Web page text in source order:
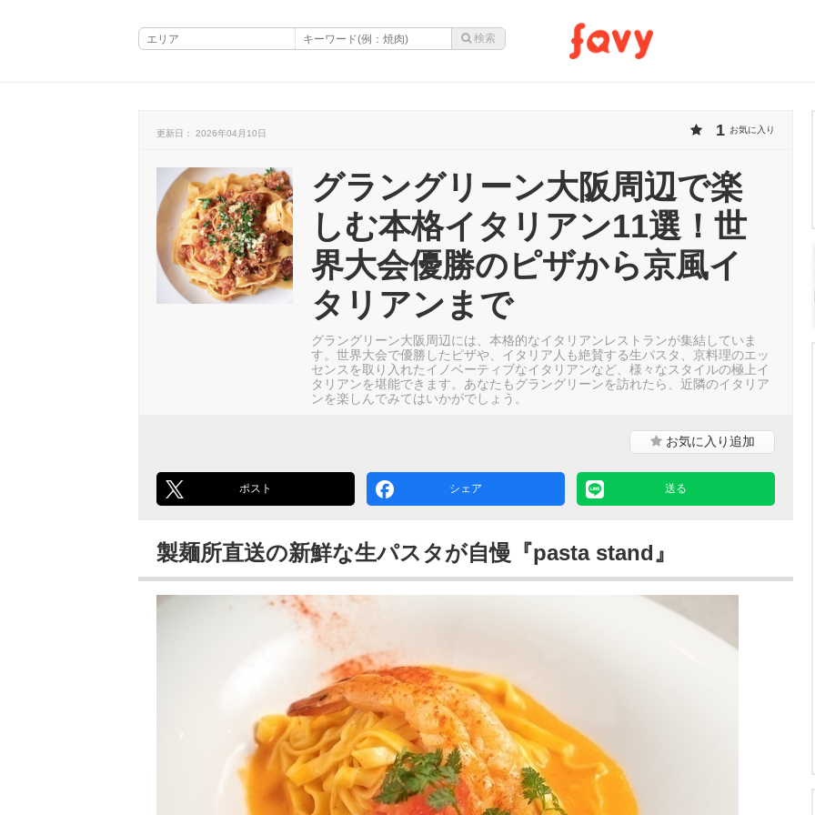
更新日： 2026年04月10日 1 お気に入り
グラングリーン大阪周辺で楽
しむ本格イタリアン11選！世
界大会優勝のピザから京風イ
タリアンまで
グラングリーン大阪周辺には、本格的なイタリアンレストランが集結していま
す。世界大会で優勝したピザや、イタリア人も絶賛する生パスタ、京料理のエッ
センスを取り入れたイノベーティブなイタリアンなど、様々なスタイルの極上イ
タリアンを堪能できます。あなたもグラングリーンを訪れたら、近隣のイタリア
ンを楽しんでみてはいかがでしょう。
お気に入り追加
ポスト シェア 送る
製麺所直送の新鮮な生パスタが自慢『pasta stand』